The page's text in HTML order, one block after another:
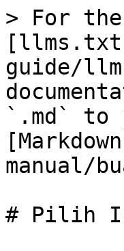
> For
guide/
`.md` to
manual/
# Pilih